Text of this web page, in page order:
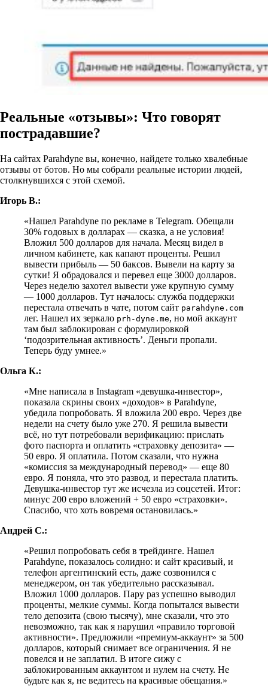
Реальные «отзывы»: Что говорят
пострадавшие?
На сайтах Parahdyne вы, конечно, найдете только хвалебные
отзывы от ботов. Но мы собрали реальные истории людей,
столкнувшихся с этой схемой.
Игорь В.:
«Нашел Parahdyne по рекламе в Telegram. Обещали
30% годовых в долларах — сказка, а не условия!
Вложил 500 долларов для начала. Месяц видел в
личном кабинете, как капают проценты. Решил
вывести прибыль — 50 баксов. Вывели на карту за
сутки! Я обрадовался и перевел еще 3000 долларов.
Через неделю захотел вывести уже крупную сумму
— 1000 долларов. Тут началось: служба поддержки
перестала отвечать в чате, потом сайт parahdyne.com
лег. Нашел их зеркало prh-dyne.me, но мой аккаунт
там был заблокирован с формулировкой
‘подозрительная активность’. Деньги пропали.
Теперь буду умнее.»
Ольга К.:
«Мне написала в Instagram «девушка-инвестор»,
показала скрины своих «доходов» в Parahdyne,
убедила попробовать. Я вложила 200 евро. Через две
недели на счету было уже 270. Я решила вывести
всё, но тут потребовали верификацию: прислать
фото паспорта и оплатить «страховку депозита» —
50 евро. Я оплатила. Потом сказали, что нужна
«комиссия за международный перевод» — еще 80
евро. Я поняла, что это развод, и перестала платить.
Девушка-инвестор тут же исчезла из соцсетей. Итог:
минус 200 евро вложений + 50 евро «страховки».
Спасибо, что хоть вовремя остановилась.»
Андрей С.:
«Решил попробовать себя в трейдинге. Нашел
Parahdyne, показалось солидно: и сайт красивый, и
телефон аргентинский есть, даже созвонился с
менеджером, он так убедительно рассказывал.
Вложил 1000 долларов. Пару раз успешно выводил
проценты, мелкие суммы. Когда попытался вывести
тело депозита (свою тысячу), мне сказали, что это
невозможно, так как я нарушил «правило торговой
активности». Предложили «премиум-аккаунт» за 500
долларов, который снимает все ограничения. Я не
повелся и не заплатил. В итоге сижу с
заблокированным аккаунтом и нулем на счету. Не
будьте как я, не ведитесь на красивые обещания.»